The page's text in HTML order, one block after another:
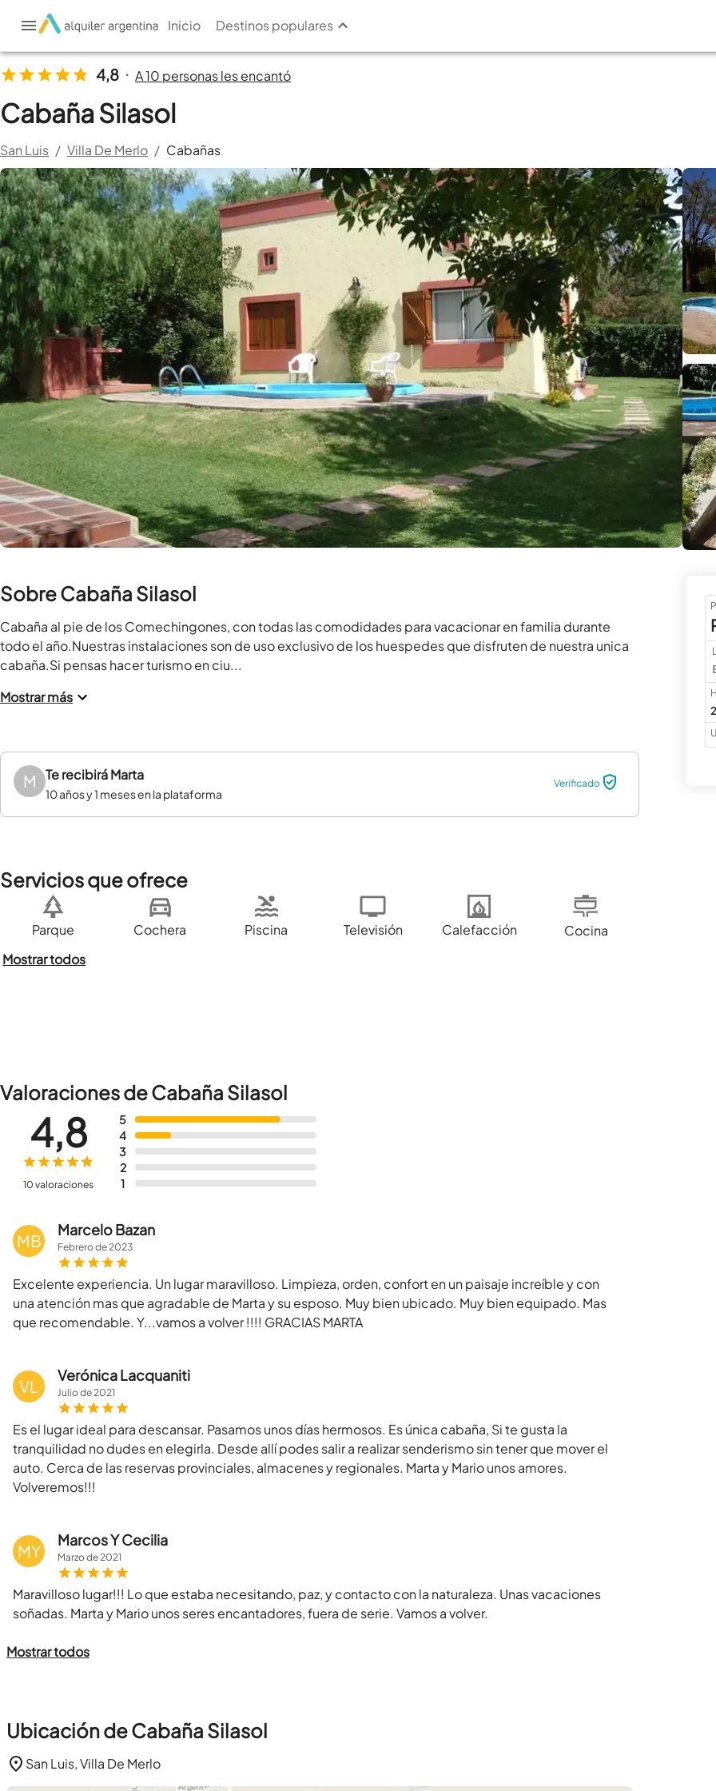
Inicio Destinos populares
4,8 • A 10 personas les encantó
Cabaña Silasol
San Luis / Villa De Merlo / Cabañas
Sobre Cabaña Silasol
Cabaña al pie de los Comechingones, con todas las comodidades para vacacionar en familia durante
todo el año.Nuestras instalaciones son de uso exclusivo de los huespedes que disfruten de nuestra unica
cabaña.Si pensas hacer turismo en ciu...
Mostrar más
M Te recibiráMarta
10 años y 1 meses en la plataforma
Verificado
Servicios que ofrece
Parque Cochera Piscina Televisión Calefacción
Cocina
Mostrar todos
Valoraciones de Cabaña Silasol
5
4
3
2
1
4,8
10 valoraciones
MB
Marcelo Bazan
Febrerode2023
Excelente experiencia. Un lugar maravilloso. Limpieza, orden, confort en un paisaje increíble y con
una atención mas que agradable de Marta y su esposo. Muy bien ubicado. Muy bien equipado. Mas
que recomendable. Y...vamos a volver !!!! GRACIAS MARTA
VL
Verónica Lacquaniti
Juliode2021
Es el lugar ideal para descansar. Pasamos unos días hermosos. Es única cabaña, Si te gusta la
tranquilidad no dudes en elegirla. Desde allí podes salir a realizar senderismo sin tener que mover el
auto. Cerca de las reservas provinciales, almacenes y regionales. Marta y Mario unos amores.
Volveremos!!!
MY
Marcos Y Cecilia
Marzode2021
Maravilloso lugar!!! Lo que estaba necesitando, paz, y contacto con la naturaleza. Unas vacaciones
soñadas. Marta y Mario unos seres encantadores, fuera de serie. Vamos a volver.
Mostrar todos
Ubicación de Cabaña Silasol
San Luis, Villa De Merlo